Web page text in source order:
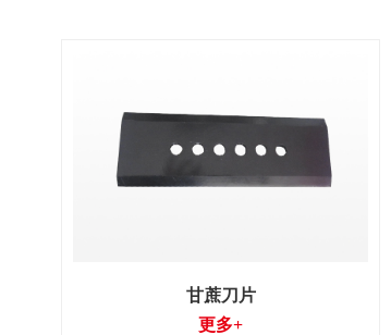
甘蔗刀片
更多+